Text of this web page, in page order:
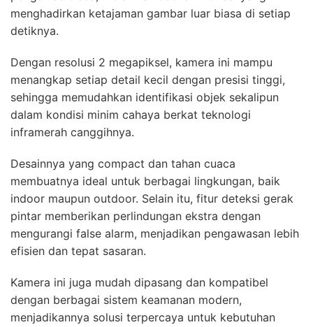
menghadirkan ketajaman gambar luar biasa di setiap
detiknya.
Dengan resolusi 2 megapiksel, kamera ini mampu
menangkap setiap detail kecil dengan presisi tinggi,
sehingga memudahkan identifikasi objek sekalipun
dalam kondisi minim cahaya berkat teknologi
inframerah canggihnya.
Desainnya yang compact dan tahan cuaca
membuatnya ideal untuk berbagai lingkungan, baik
indoor maupun outdoor. Selain itu, fitur deteksi gerak
pintar memberikan perlindungan ekstra dengan
mengurangi false alarm, menjadikan pengawasan lebih
efisien dan tepat sasaran.
Kamera ini juga mudah dipasang dan kompatibel
dengan berbagai sistem keamanan modern,
menjadikannya solusi terpercaya untuk kebutuhan